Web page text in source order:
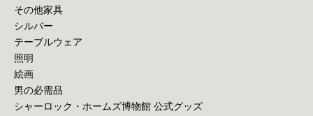
その他家具
シルバー
テーブルウェア
照明
絵画
男の必需品
シャーロック・ホームズ博物館 公式グッズ